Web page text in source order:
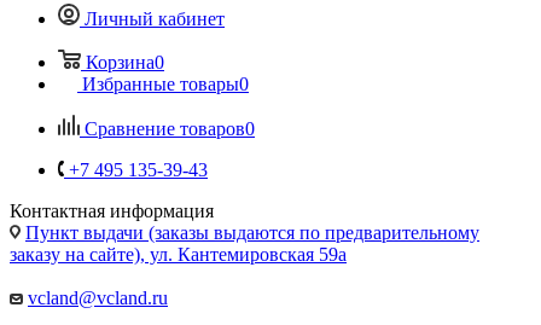
Личный кабинет
Корзина0
Избранные товары0
Сравнение товаров0
+7 495 135-39-43
Контактная информация
Пункт выдачи (заказы выдаются по предварительному
заказу на сайте), ул. Кантемировская 59а
vcland@vcland.ru